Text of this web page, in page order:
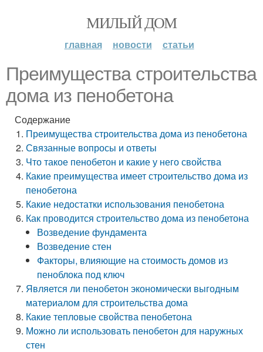
МИЛЫЙ ДОМ
главная новости статьи
Преимущества строительства
дома из пенобетона
Содержание
Преимущества строительства дома из пенобетона
Связанные вопросы и ответы
Что такое пенобетон и какие у него свойства
Какие преимущества имеет строительство дома из
пенобетона
Какие недостатки использования пенобетона
Как проводится строительство дома из пенобетона
Возведение фундамента
Возведение стен
Факторы, влияющие на стоимость домов из
пеноблока под ключ
Является ли пенобетон экономически выгодным
материалом для строительства дома
Какие тепловые свойства пенобетона
Можно ли использовать пенобетон для наружных
стен